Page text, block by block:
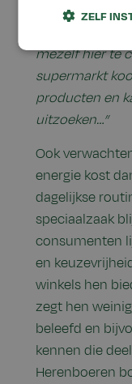
“… Ik vind
mezelf hier te
supermarkt
producten en
uitzoeken…”
Ook
energie kost
dagelijkse
speciaalzaak
consumenten
en
winkels hen
zegt hen
beleefd en
kennen die
Herenboeren
ZELF